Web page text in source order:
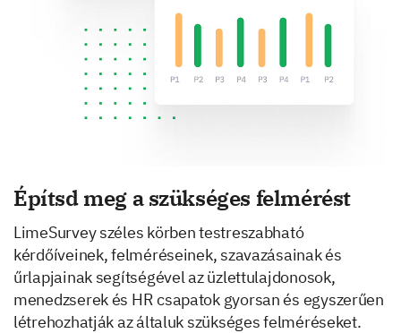
Építsd meg a szükséges felmérést
LimeSurvey széles körben testreszabható
kérdőíveinek, felméréseinek, szavazásainak és
űrlapjainak segítségével az üzlettulajdonosok,
menedzserek és HR csapatok gyorsan és egyszerűen
létrehozhatják az általuk szükséges felméréseket.